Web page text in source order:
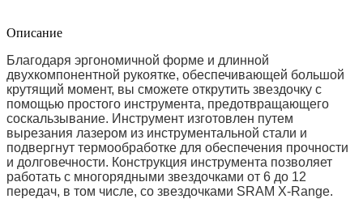
Описание
Благодаря эргономичной форме и длинной
двухкомпонентной рукоятке, обеспечивающей большой
крутящий момент, вы сможете открутить звездочку с
помощью простого инструмента, предотвращающего
соскальзывание. Инструмент изготовлен путем
вырезания лазером из инструментальной стали и
подвергнут термообработке для обеспечения прочности
и долговечности. Конструкция инструмента позволяет
работать с многорядными звездочками от 6 до 12
передач, в том числе, со звездочками SRAM X-Range.